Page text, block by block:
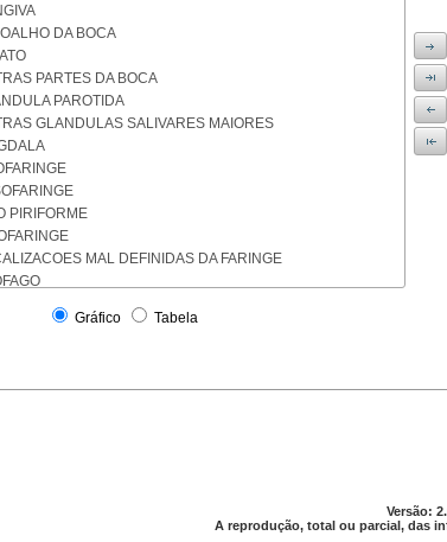
DA BOCA
PARTES DA BOCA
PAROTIDA
GLANDULAS SALIVARES MAIORES
PIRIFORME
MAL DEFINIDAS DA FARINGE
DELGADO
MAL DEFINIDAS NO APARELHO DIGESTIVO
Gráfico Tabela
Versão:
A reprodução, total ou parcial, das